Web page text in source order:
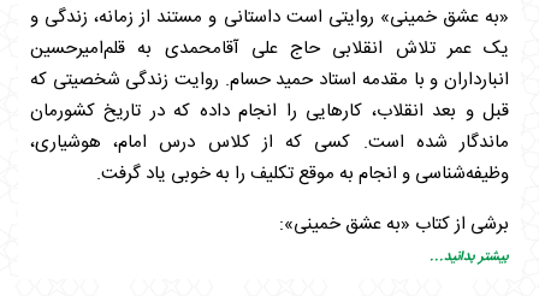
«به عشق خمینی» روایتی است داستانی و مستند از زمانه، زندگی و
یک عمر تلاش انقلابی حاج علی آقامحمدی به قلم‌امیرحسین
انبارداران و با مقدمه استاد حمید حسام. روایت زندگی شخصیتی که
قبل و بعد انقلاب، کارهایی را انجام داده که در تاریخ کشورمان
ماندگار شده است. کسی که از کلاس درس امام، هوشیاری،
وظیفه‌شناسی و انجام به موقع تکلیف را به خوبی یاد گرفت.
برشی از کتاب «به عشق خمینی»:
ابتدای کوچه‌ای تنگ و باریک، شیخ افغانی دستش را تکان داد سمت
بیشتر بدانید...